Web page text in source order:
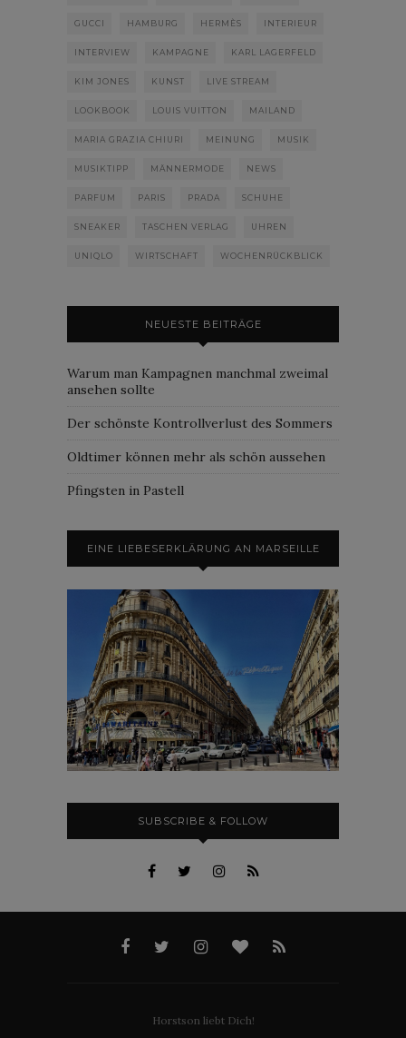
GUCCI HAMBURG HERMÈS INTERIEUR
INTERVIEW KAMPAGNE KARL LAGERFELD
KIM JONES KUNST LIVE STREAM
LOOKBOOK LOUIS VUITTON MAILAND
MARIA GRAZIA CHIURI MEINUNG MUSIK
MUSIKTIPP MÄNNERMODE NEWS
PARFUM PARIS PRADA SCHUHE
SNEAKER TASCHEN VERLAG UHREN
UNIQLO WIRTSCHAFT WOCHENRÜCKBLICK
NEUESTE BEITRÄGE
Warum man Kampagnen manchmal zweimal
ansehen sollte
Der schönste Kontrollverlust des Sommers
Oldtimer können mehr als schön aussehen
Pfingsten in Pastell
EINE LIEBESERKLÄRUNG AN MARSEILLE
SUBSCRIBE & FOLLOW
Horstson liebt Dich!